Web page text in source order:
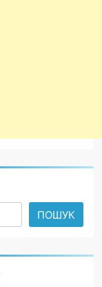
ПОШУК